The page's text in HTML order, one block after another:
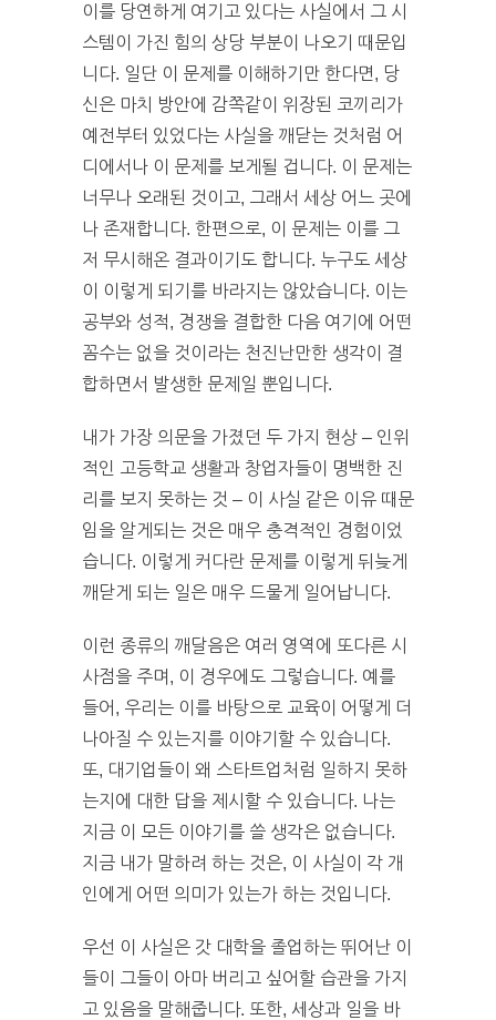
이를 당연하게 여기고 있다는 사실에서 그 시
스템이 가진 힘의 상당 부분이 나오기 때문입
니다. 일단 이 문제를 이해하기만 한다면, 당
신은 마치 방안에 감쪽같이 위장된 코끼리가
예전부터 있었다는 사실을 깨닫는 것처럼 어
디에서나 이 문제를 보게될 겁니다. 이 문제는
너무나 오래된 것이고, 그래서 세상 어느 곳에
나 존재합니다. 한편으로, 이 문제는 이를 그
저 무시해온 결과이기도 합니다. 누구도 세상
이 이렇게 되기를 바라지는 않았습니다. 이는
공부와 성적, 경쟁을 결합한 다음 여기에 어떤
꼼수는 없을 것이라는 천진난만한 생각이 결
합하면서 발생한 문제일 뿐입니다.
내가 가장 의문을 가졌던 두 가지 현상 – 인위
적인 고등학교 생활과 창업자들이 명백한 진
리를 보지 못하는 것 – 이 사실 같은 이유 때문
임을 알게되는 것은 매우 충격적인 경험이었
습니다. 이렇게 커다란 문제를 이렇게 뒤늦게
깨닫게 되는 일은 매우 드물게 일어납니다.
이런 종류의 깨달음은 여러 영역에 또다른 시
사점을 주며, 이 경우에도 그렇습니다. 예를
들어, 우리는 이를 바탕으로 교육이 어떻게 더
나아질 수 있는지를 이야기할 수 있습니다.
또, 대기업들이 왜 스타트업처럼 일하지 못하
는지에 대한 답을 제시할 수 있습니다. 나는
지금 이 모든 이야기를 쓸 생각은 없습니다.
지금 내가 말하려 하는 것은, 이 사실이 각 개
인에게 어떤 의미가 있는가 하는 것입니다.
우선 이 사실은 갓 대학을 졸업하는 뛰어난 이
들이 그들이 아마 버리고 싶어할 습관을 가지
고 있음을 말해줍니다. 또한, 세상과 일을 바